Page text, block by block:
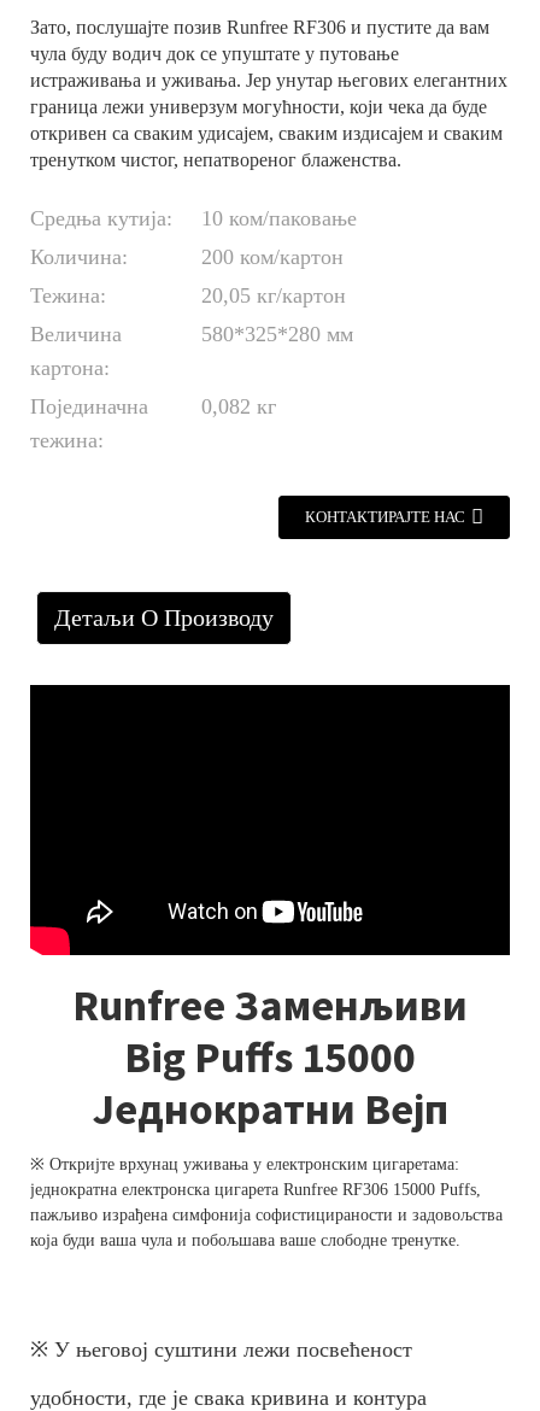
Зато, послушајте позив Runfree RF306 и пустите да вам
чула буду водич док се упуштате у путовање
истраживања и уживања. Јер унутар његових елегантних
граница лежи универзум могућности, који чека да буде
откривен са сваким удисајем, сваким издисајем и сваким
тренутком чистог, непатвореног блаженства.
Средња кутија:
10 ком/паковање
Количина:
200 ком/картон
Тежина:
20,05 кг/картон
Величина
картона:
580*325*280 мм
Појединачна
тежина:
0,082 кг
КОНТАКТИРАЈТЕ НАС
Детаљи О Производу
Runfree Заменљиви
Big Puffs 15000
Једнократни Вејп
※ Откријте врхунац уживања у електронским цигаретама:
једнократна електронска цигарета Runfree RF306 15000 Puffs,
пажљиво израђена симфонија софистицираности и задовољства
која буди ваша чула и побољшава ваше слободне тренутке.
※ У његовој суштини лежи посвећеност
удобности, где је свака кривина и контура